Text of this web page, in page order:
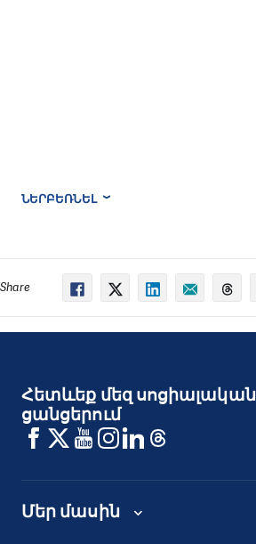
ՆԵՐԲԵՌՆԵԼ
Share
Հետևեք մեզ սոցիալական
ցանցերում
Մեր մասին